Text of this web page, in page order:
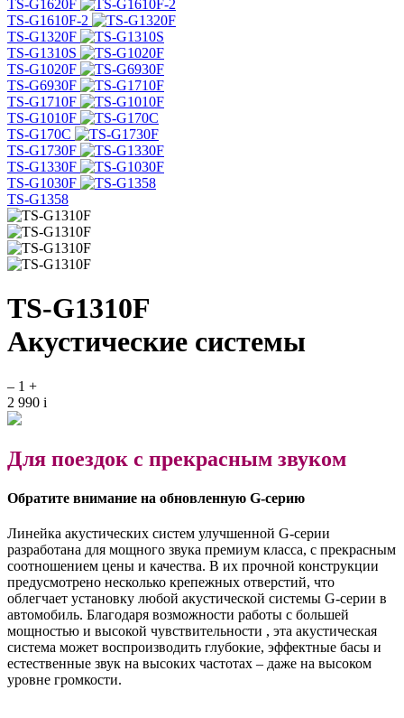
TS-G1620F
TS-G1610F-2
TS-G1320F
TS-G1310S
TS-G1020F
TS-G6930F
TS-G1710F
TS-G1010F
TS-G170C
TS-G1730F
TS-G1330F
TS-G1030F
TS-G1358
TS-G1310F
Акустические системы
– 1 +
2 990 i
Для поездок с прекрасным звуком
Обратите внимание на обновленную G-серию
Линейка акустических систем улучшенной G-серии
разработана для мощного звука премиум класса, с прекрасным
соотношением цены и качества. В их прочной конструкции
предусмотрено несколько крепежных отверстий, что
облегчает установку любой акустической системы G-серии в
автомобиль. Благодаря возможности работы с большей
мощностью и высокой чувствительности , эта акустическая
система может воспроизводить глубокие, эффектные басы и
естественные звук на высоких частотах – даже на высоком
уровне громкости.